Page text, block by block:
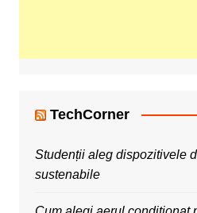
TechCorner
Studenții aleg dispozitivele
sustenabile